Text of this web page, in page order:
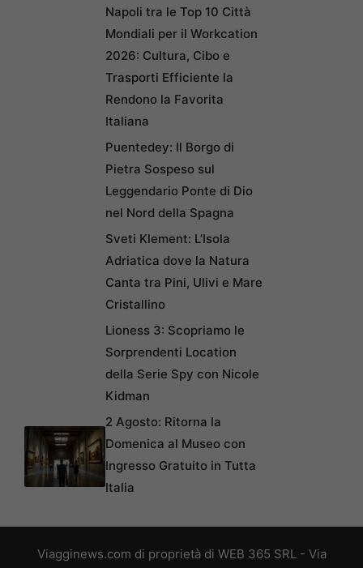
Napoli tra le Top 10 Città
Mondiali per il Workcation
2026: Cultura, Cibo e
Trasporti Efficiente la
Rendono la Favorita
Italiana
Puentedey: Il Borgo di
Pietra Sospeso sul
Leggendario Ponte di Dio
nel Nord della Spagna
Sveti Klement: L’Isola
Adriatica dove la Natura
Canta tra Pini, Ulivi e Mare
Cristallino
Lioness 3: Scopriamo le
Sorprendenti Location
della Serie Spy con Nicole
Kidman
2 Agosto: Ritorna la
Domenica al Museo con
Ingresso Gratuito in Tutta
Italia
Viagginews.com di proprietà di WEB 365 SRL - Via